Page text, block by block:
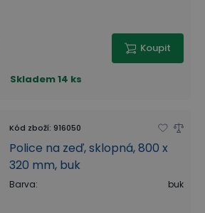
Koupit
Skladem14 ks
Kód zboží: 916050
Police na zeď, sklopná, 800 x
320 mm, buk
Barva: buk